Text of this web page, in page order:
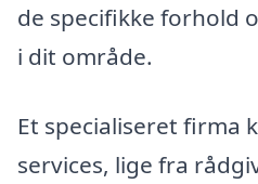
de specifikke forhold
i dit område.
Et specialiseret firma
services, lige fra